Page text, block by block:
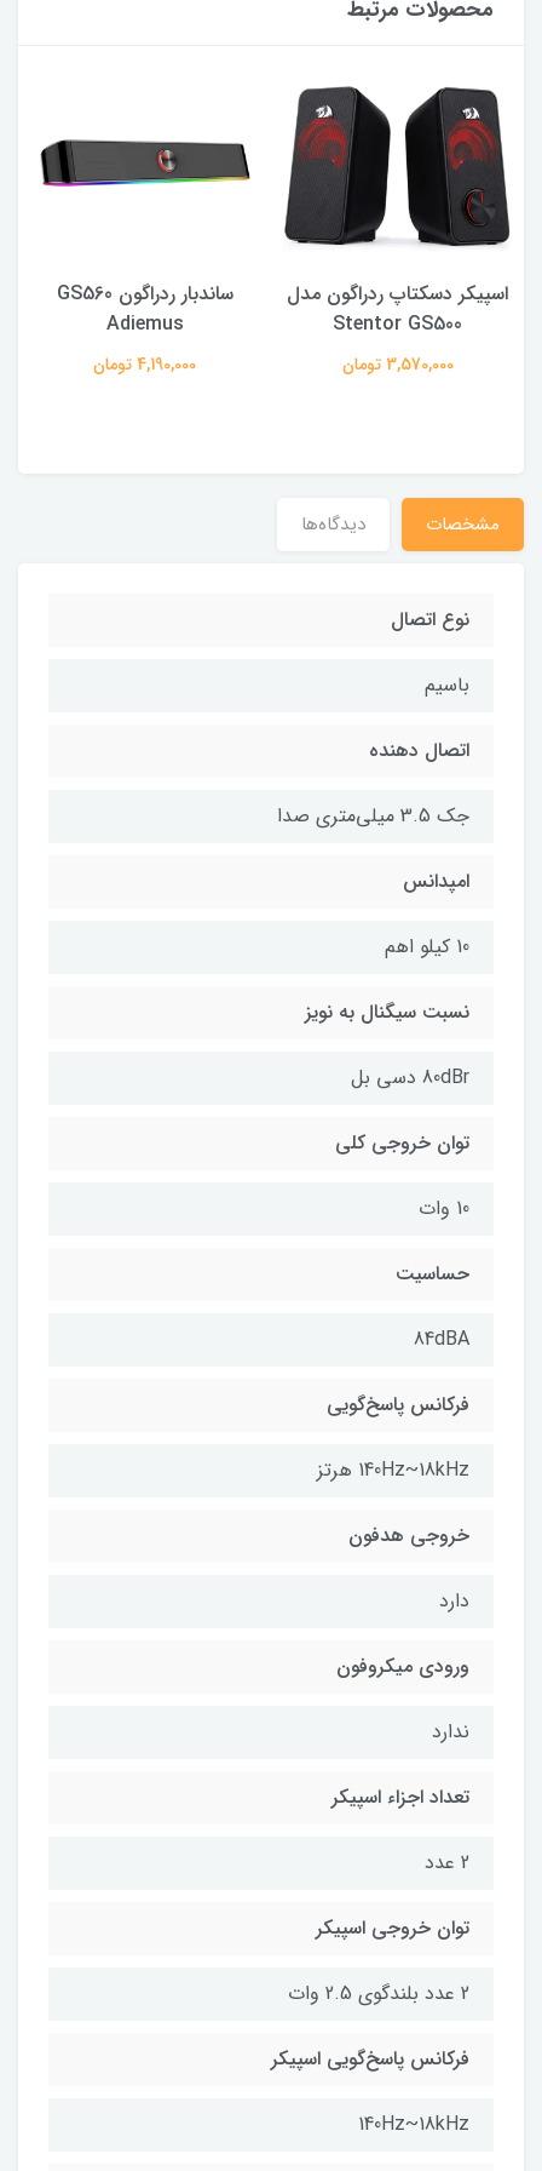
محصولات مرتبط
اسپیکر دسکتاپ ردراگون مدل
Stentor GS500
3,570,000 تومان
ساندبار ردراگون GS560
Adiemus
4,190,000 تومان
مشخصات دیدگاه‌ها
نوع اتصال
باسیم
اتصال دهنده
جک 3.5 میلی‌متری صدا
امپدانس
10 کیلو اهم
نسبت سیگنال به نویز
80dBr دسی بل
توان خروجی کلی
10 وات
حساسیت
84dBA
فرکانس پاسخ‌گویی
140Hz~18kHz هرتز
خروجی هدفون
دارد
ورودی میکروفون
ندارد
تعداد اجزاء اسپیکر
2 عدد
توان خروجی اسپیکر
2 عدد بلندگوی 2.5 وات
فرکانس پاسخ‌گویی اسپیکر
140Hz~18kHz